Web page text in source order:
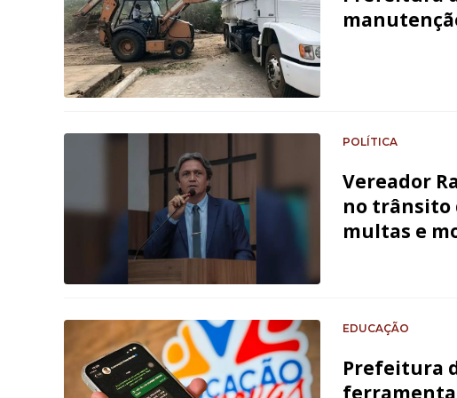
POLÍTICA
Vereador
no trânsito
multas e
EDUCAÇÃO
Prefeitura